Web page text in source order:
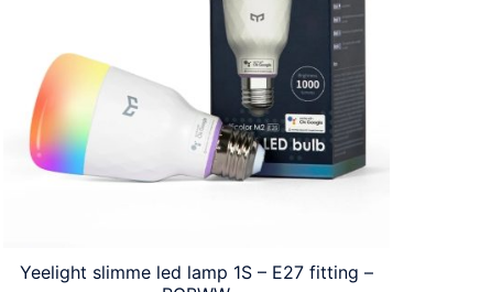
Yeelight slimme led lamp 1S – E27 fitting –